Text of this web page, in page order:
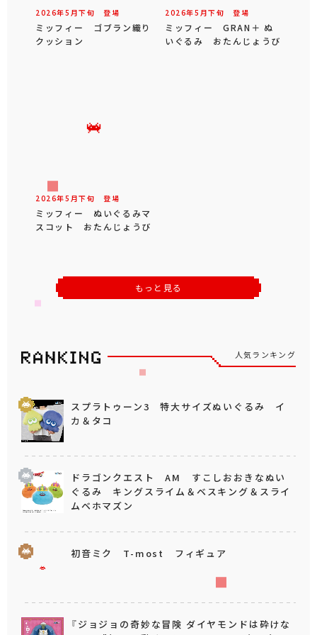
2026年5 月下旬 登場
ミッフィー ゴブラン織り
クッション
2026年5 月下旬 登場
ミッフィー GRAN＋ ぬ
いぐるみ おたんじょうび
2026年5 月下旬 登場
ミッフィー ぬいぐるみマ
スコット おたんじょうび
もっと見る
人気ランキング
スプラトゥーン3 特大サイズぬいぐるみ イ
カ＆タコ
ドラゴンクエスト AM すこしおおきなぬい
ぐるみ キングスライム＆ベスキング＆スライ
ムベホマズン
初音ミク T-most フィギュア
『ジョジョの奇妙な冒険 ダイヤモンドは砕けな